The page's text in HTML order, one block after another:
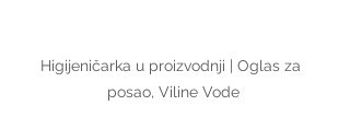
Higijeničarka u proizvodnji | Oglas za
posao, Viline Vode